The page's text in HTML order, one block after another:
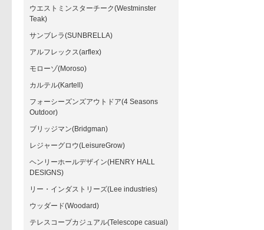
ウエストミンスターチーク(Westminster
Teak)
サンブレラ(SUNBRELLA)
アルフレックス(arflex)
モローゾ(Moroso)
カルテル(Kartell)
フォーシーズンズアウトドア(4 Seasons
Outdoor)
ブリッジマン(Bridgman)
レジャーグロウ(LeisureGrow)
ヘンリーホールデザイン(HENRY HALL
DESIGNS)
リー・インダストリーズ(Lee industries)
ウッダード(Woodard)
テレスコープカジュアル(Telescope casual)